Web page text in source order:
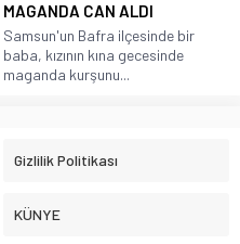
MAGANDA CAN ALDI
Samsun'un Bafra ilçesinde bir
baba, kızının kına gecesinde
maganda kurşunu...
Gizlilik Politikası
KÜNYE